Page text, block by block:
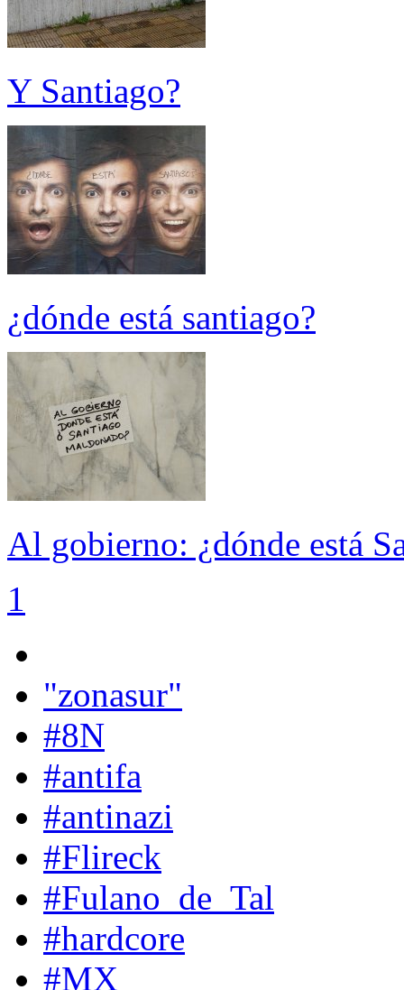
Y Santiago?
¿dónde está santiago?
Al gobierno: ¿dónde está
1
"zonasur"
#8N
#antifa
#antinazi
#Flireck
#Fulano_de_Tal
#hardcore
#MX